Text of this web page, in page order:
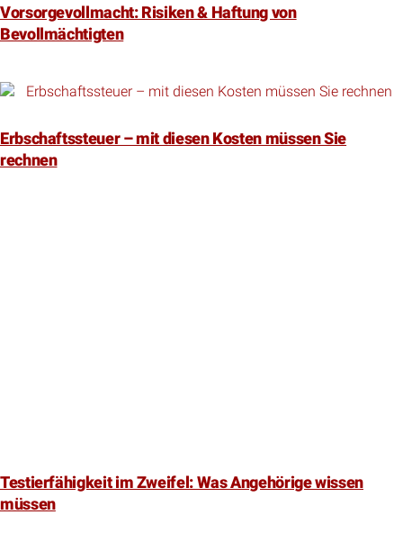
Vorsorgevollmacht: Risiken & Haftung von
Bevollmächtigten
Erbschaftssteuer – mit diesen Kosten müssen Sie
rechnen